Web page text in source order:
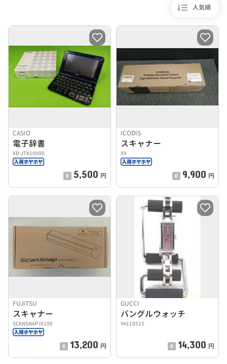
人気順
CASIO
電子辞書
XD-JTK10000
5,500 円
ICODIS
スキャナー
X9
9,900 円
FUJITSU
スキャナー
SCANSNAP IX100
13,200 円
GUCCI
バングルウォッチ
YA110515
14,300 円